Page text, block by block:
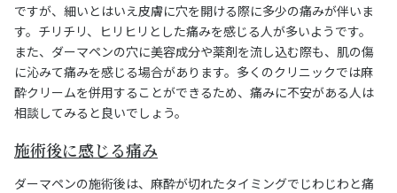
ですが、細いとはいえ皮膚に穴を開ける際に多少の痛みが伴いま
す。チリチリ、ヒリヒリとした痛みを感じる人が多いようです。
また、ダーマペンの穴に美容成分や薬剤を流し込む際も、肌の傷
に沁みて痛みを感じる場合があります。多くのクリニックでは麻
酔クリームを併用することができるため、痛みに不安がある人は
相談してみると良いでしょう。
施術後に感じる痛み
ダーマペンの施術後は、麻酔が切れたタイミングでじわじわと痛